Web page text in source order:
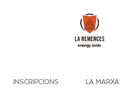
INSCRIPCIONS LA MARXA